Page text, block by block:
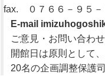
fax. ０７６６－９５－
E-mail
ご意見・お問い合わ
開館日は原則として
20名の企画調整保護